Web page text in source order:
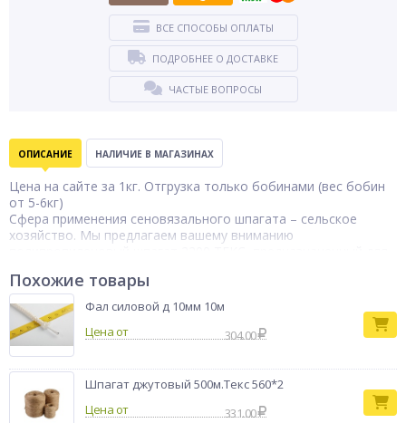
ВСЕ СПОСОБЫ ОПЛАТЫ
ПОДРОБНЕЕ О ДОСТАВКЕ
ЧАСТЫЕ ВОПРОСЫ
ОПИСАНИЕ НАЛИЧИЕ В МАГАЗИНАХ
Цена на сайте за 1кг. Отгрузка только бобинами (вес бобин
от 5-6кг)
Сфера применения сеновязального шпагата – сельское
хозяйство. Мы предлагаем вашему вниманию
травы и сена в аккуратные скирды цилиндрической формы.
Устойчивость полипропиленового сеновязального шпагата к
влаге, изменениям температуры окружающей среды, его
высокая механическая прочность – все это делает материал
самым удобным и выгодным решением для заготовки и
хранения сена.
Похожие товары
Фал силовой д 10мм 10м
Цена от
304.00
Шпагат джутовый 500м.Текс 560*2
Цена от
331.00